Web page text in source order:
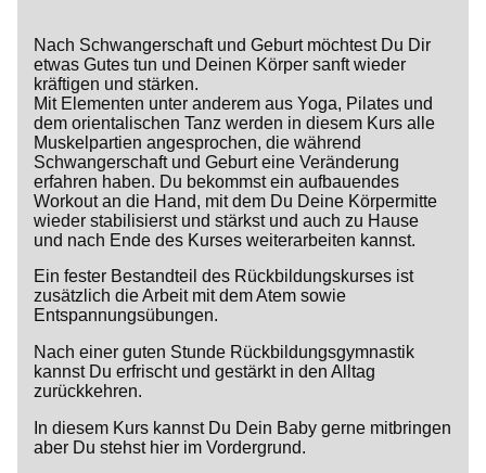
Nach Schwangerschaft und Geburt möchtest Du Dir
etwas Gutes tun und Deinen Körper sanft wieder
kräftigen und stärken.
Mit Elementen unter anderem aus Yoga, Pilates und
dem orientalischen Tanz werden in diesem Kurs alle
Muskelpartien angesprochen, die während
Schwangerschaft und Geburt eine Veränderung
erfahren haben. Du bekommst ein aufbauendes
Workout an die Hand, mit dem Du Deine Körpermitte
wieder stabilisierst und stärkst und auch zu Hause
und nach Ende des Kurses weiterarbeiten kannst.
Ein fester Bestandteil des Rückbildungskurses ist
zusätzlich die Arbeit mit dem Atem sowie
Entspannungsübungen.
Nach einer guten Stunde Rückbildungsgymnastik
kannst Du erfrischt und gestärkt in den Alltag
zurückkehren.
In diesem Kurs kannst Du Dein Baby gerne mitbringen
aber Du stehst hier im Vordergrund.